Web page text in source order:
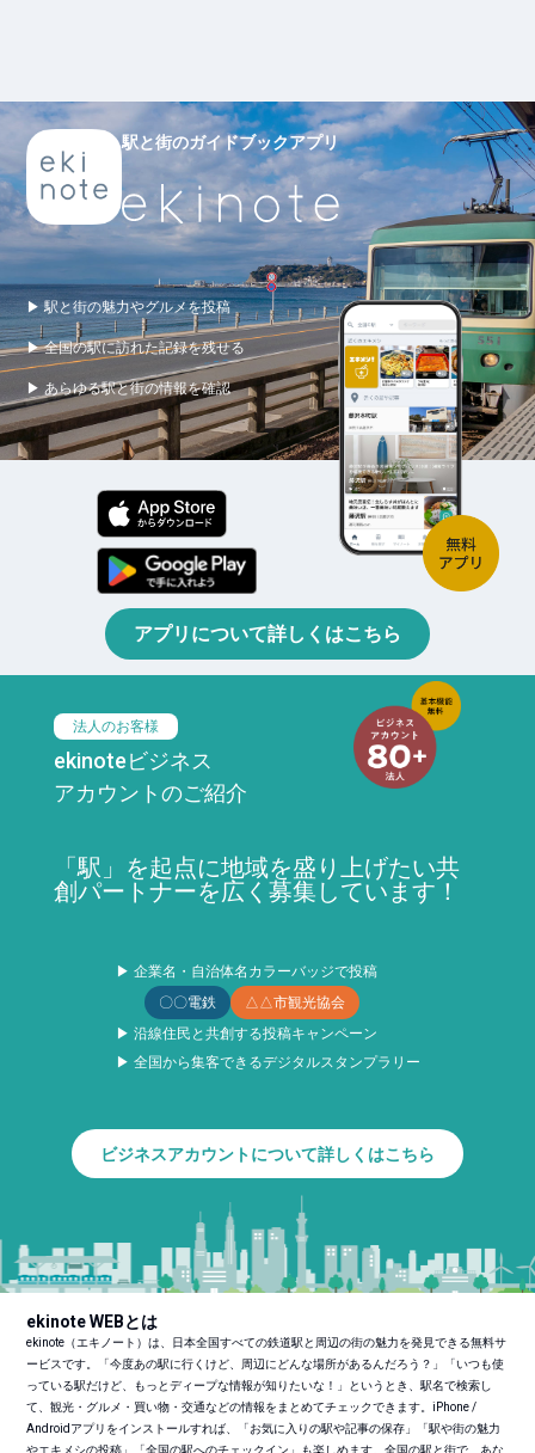
駅と街のガイドブックアプリ
▶ 駅と街の魅力やグルメを投稿
▶ 全国の駅に訪れた記録を残せる
▶ あらゆる駅と街の情報を確認
アプリについて詳しくはこちら
法人のお客様
ekinoteビジネス
アカウントのご紹介
「駅」を起点に地域を盛り上げたい共
創パートナーを広く募集しています！
▶ 企業名・自治体名カラーバッジで投稿
〇〇電鉄
△△市観光協会
▶ 沿線住民と共創する投稿キャンペーン
▶ 全国から集客できるデジタルスタンプラリー
ビジネスアカウントについて詳しくはこちら
ekinote WEBとは
ekinote（エキノート）は、日本全国すべての鉄道駅と周辺の街の魅力を発見できる無料サ
ービスです。「今度あの駅に行くけど、周辺にどんな場所があるんだろう？」「いつも使
っている駅だけど、もっとディープな情報が知りたいな！」というとき、駅名で検索し
て、観光・グルメ・買い物・交通などの情報をまとめてチェックできます。iPhone /
Androidアプリをインストールすれば、「お気に入りの駅や記事の保存」「駅や街の魅力
やエキメシの投稿」「全国の駅へのチェックイン」も楽しめます。全国の駅と街で、あな